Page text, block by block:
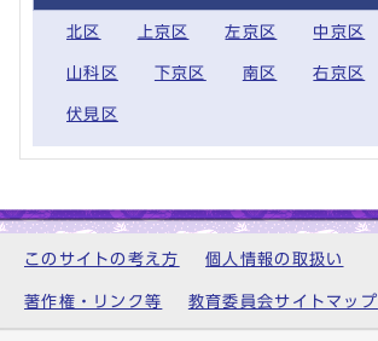
北区 上京区 左京区 中京区
山科区 下京区 南区 右京区
伏見区
このサイトの考え方 個人情報の取扱い
著作権・リンク等 教育委員会サイトマップ